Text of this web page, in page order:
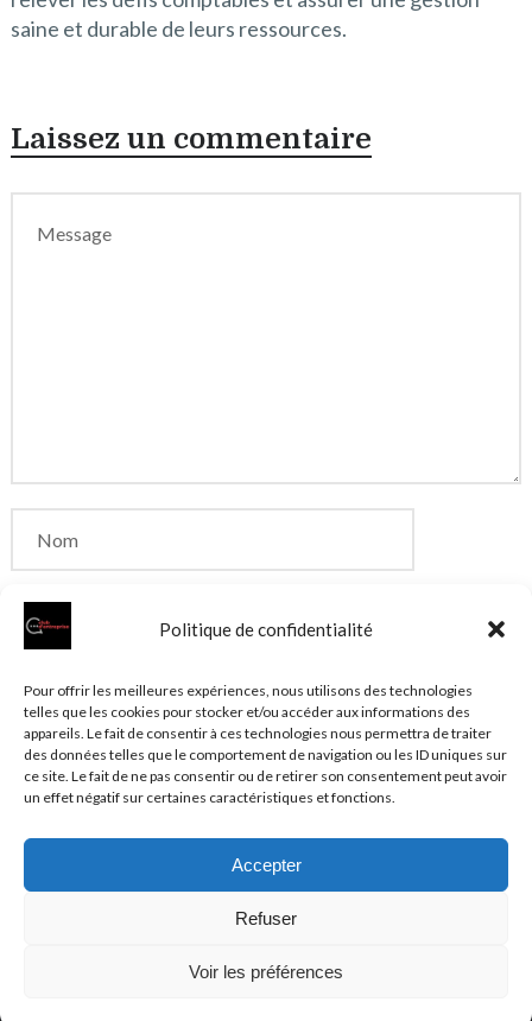
Politique de confidentialité
Pour offrir les meilleures expériences, nous utilisons des technologies
telles que les cookies pour stocker et/ou accéder aux informations des
appareils. Le fait de consentir à ces technologies nous permettra de traiter
des données telles que le comportement de navigation ou les ID uniques sur
ce site. Le fait de ne pas consentir ou de retirer son consentement peut avoir
un effet négatif sur certaines caractéristiques et fonctions.
Accepter
Refuser
Voir les préférences
saine et durable de leurs ressources.
Laissez un commentaire
Enregistrer mon nom, mon e-mail et mon site dans
le navigateur pour mon prochain commentaire.
Actualité au sens large
Plan du site